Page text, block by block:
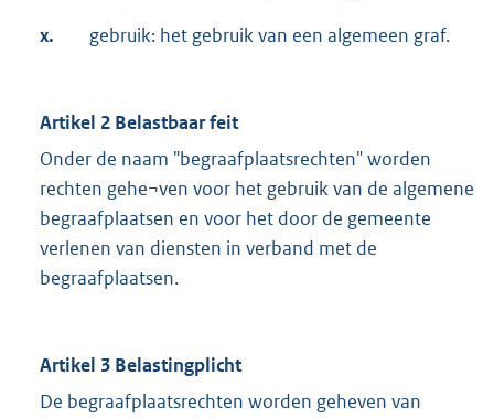
x. gebruik: het gebruik van een algemeen graf.
Artikel 2 Belastbaar feit
Onder de naam "begraafplaatsrechten" worden
rechten gehe¬ven voor het gebruik van de algemene
begraafplaatsen en voor het door de gemeente
verlenen van diensten in verband met de
begraafplaatsen.
Artikel 3 Belastingplicht
De begraafplaatsrechten worden geheven van